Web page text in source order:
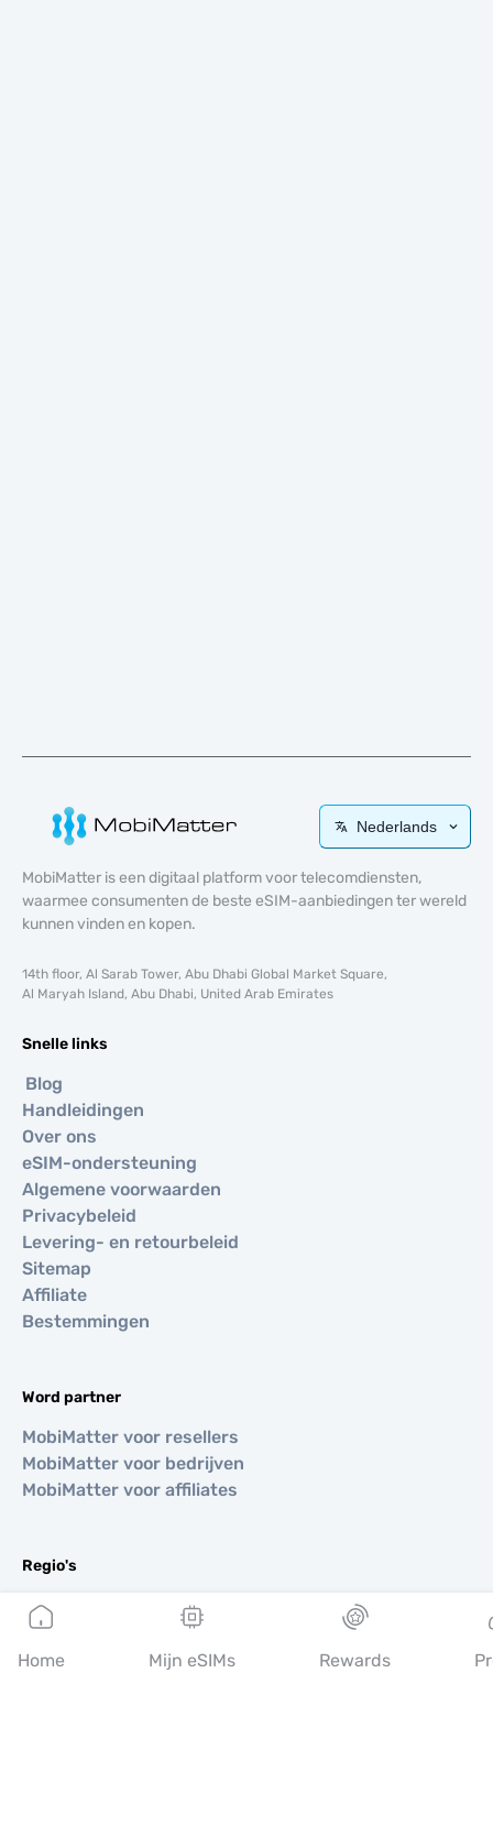
Nederlands
MobiMatter is een digitaal platform voor telecomdiensten,
waarmee consumenten de beste eSIM-aanbiedingen ter wereld
kunnen vinden en kopen.
14th floor, Al Sarab Tower, Abu Dhabi Global Market Square,
Al Maryah Island, Abu Dhabi, United Arab Emirates
Snelle links
Blog
Handleidingen
Over ons
eSIM-ondersteuning
Algemene voorwaarden
Privacybeleid
Levering- en retourbeleid
Sitemap
Affiliate
Bestemmingen
Word partner
MobiMatter voor resellers
MobiMatter voor bedrijven
MobiMatter voor affiliates
Regio's
eSIM voor Europa
eSIM voor Azië
eSIM voor Amerika
Home Mijn eSIMs Rewards